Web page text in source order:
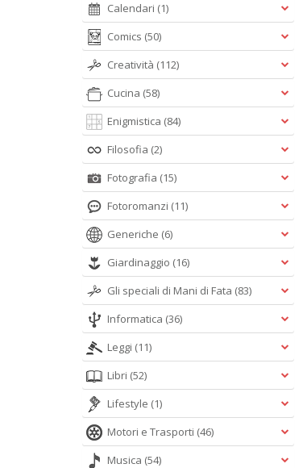
Digitale
5.90 €
Cartacea
12.90 €
Calendari (1)
Comics (50)
Creatività (112)
Cucina (58)
Enigmistica (84)
Filosofia (2)
Fotografia (15)
Fotoromanzi (11)
Generiche (6)
Giardinaggio (16)
Gli speciali di Mani di Fata (83)
Informatica (36)
Leggi (11)
Libri (52)
Lifestyle (1)
Motori e Trasporti (46)
Musica (54)